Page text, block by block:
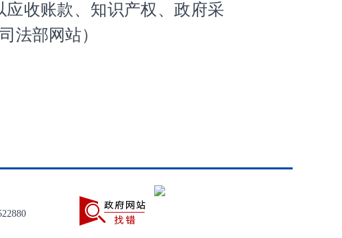
收账款、知识产权、政府采
法部网站）